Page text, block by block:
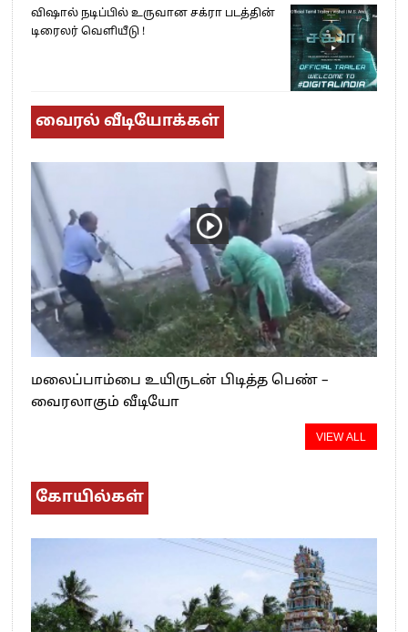
விஷால் நடிப்பில் உருவான சக்ரா படத்தின்
டிரைலர் வெளியீடு !
வைரல் வீடியோக்கள்
மலைப்பாம்பை உயிருடன் பிடித்த பெண் –
வைரலாகும் வீடியோ
VIEW ALL
கோயில்கள்